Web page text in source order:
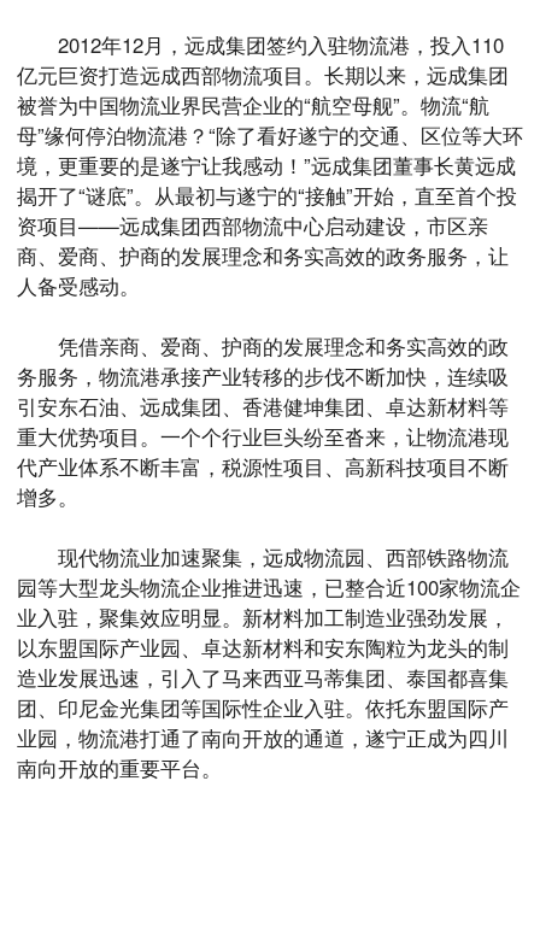
2012年12月，远成集团签约入驻物流港，投入110
亿元巨资打造远成西部物流项目。长期以来，远成集团
被誉为中国物流业界民营企业的“航空母舰”。物流“航
母”缘何停泊物流港？“除了看好遂宁的交通、区位等大环
境，更重要的是遂宁让我感动！”远成集团董事长黄远成
揭开了“谜底”。从最初与遂宁的“接触”开始，直至首个投
资项目——远成集团西部物流中心启动建设，市区亲
商、爱商、护商的发展理念和务实高效的政务服务，让
人备受感动。
凭借亲商、爱商、护商的发展理念和务实高效的政
务服务，物流港承接产业转移的步伐不断加快，连续吸
引安东石油、远成集团、香港健坤集团、卓达新材料等
重大优势项目。一个个行业巨头纷至沓来，让物流港现
代产业体系不断丰富，税源性项目、高新科技项目不断
增多。
现代物流业加速聚集，远成物流园、西部铁路物流
园等大型龙头物流企业推进迅速，已整合近100家物流企
业入驻，聚集效应明显。新材料加工制造业强劲发展，
以东盟国际产业园、卓达新材料和安东陶粒为龙头的制
造业发展迅速，引入了马来西亚马蒂集团、泰国都喜集
团、印尼金光集团等国际性企业入驻。依托东盟国际产
业园，物流港打通了南向开放的通道，遂宁正成为四川
南向开放的重要平台。